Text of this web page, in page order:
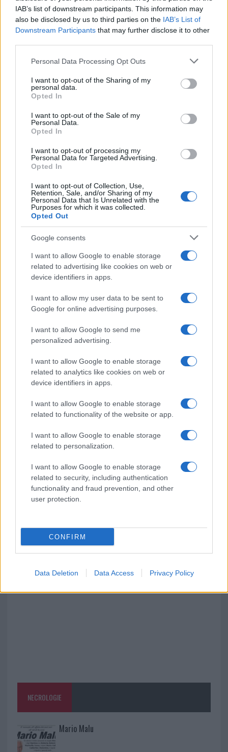
IAB’s list of downstream participants. This information may
also be disclosed by us to third parties on the IAB’s List of
Downstream Participants that may further disclose it to other
Please note that this website/app uses one or more Google
not limited to your visit or usage behaviour. You may click to
grant or deny consent to Google and its third-party tags to
use your data for below specified purposes in below Google
consent section.
Personal Data Processing Opt Outs
I want to opt-out of the Sharing of my
personal data.
Opted In
I want to opt-out of the Sale of my
Personal Data.
Opted In
I want to opt-out of processing my
Personal Data for Targeted Advertising.
Opted In
I want to opt-out of Collection, Use,
Retention, Sale, and/or Sharing of my
Personal Data that Is Unrelated with the
Purposes for which it was collected.
Opted Out
Google consents
I want to allow Google to enable storage
related to advertising like cookies on web or
device identifiers in apps.
I want to allow my user data to be sent to
Google for online advertising purposes.
I want to allow Google to send me
personalized advertising.
I want to allow Google to enable storage
related to analytics like cookies on web or
device identifiers in apps.
I want to allow Google to enable storage
related to functionality of the website or app.
I want to allow Google to enable storage
related to personalization.
I want to allow Google to enable storage
related to security, including authentication
functionality and fraud prevention, and other
user protection.
CONFIRM
Data Deletion Data Access Privacy Policy
Su WhatsApp al numero +39
345 356 7512
Ricevi le nostre ultime news
daGoogle News
Condividi l'articolo
F
a
ce
b
o
o
k
T
w
it
te
r
n
te
re
st
h
at
s
p
p
h
a
re
Articolo precedente
NOTIZIE RECENTI
Incendio nella notte a Olbia, a fuoco due furgoni
A fuoco un deposito con bombole, intervento dei
Ristorante distrutto dalle fiamme a La
Gallura
Michelle Hunziker in Gallura, bella anche dal
vivo: un amico vip svela come fa
Olbia, divieto di sosta contro spaccio e degrado:
esplode la protesta
NECROLOGIE
Mario Malu